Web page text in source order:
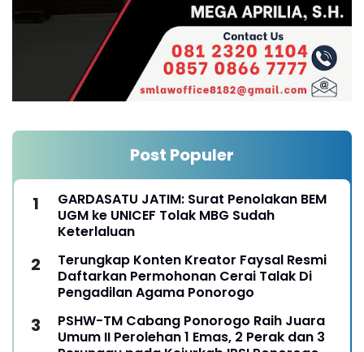
Post Populer
GARDASATU JATIM: Surat Penolakan BEM
UGM ke UNICEF Tolak MBG Sudah
Keterlaluan
Terungkap Konten Kreator Faysal Resmi
Daftarkan Permohonan Cerai Talak Di
Pengadilan Agama Ponorogo
PSHW-TM Cabang Ponorogo Raih Juara
Umum II Perolehan 1 Emas, 2 Perak dan 3